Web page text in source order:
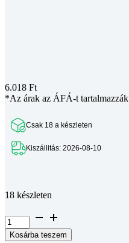
6.018 Ft
*Az árak az ÁFÁ-t tartalmazzák
Csak 18 a készleten
Kiszállitás: 2026-08-10
18 készleten
LMHP10LUU
peremes
hosszított
Kosárba teszem